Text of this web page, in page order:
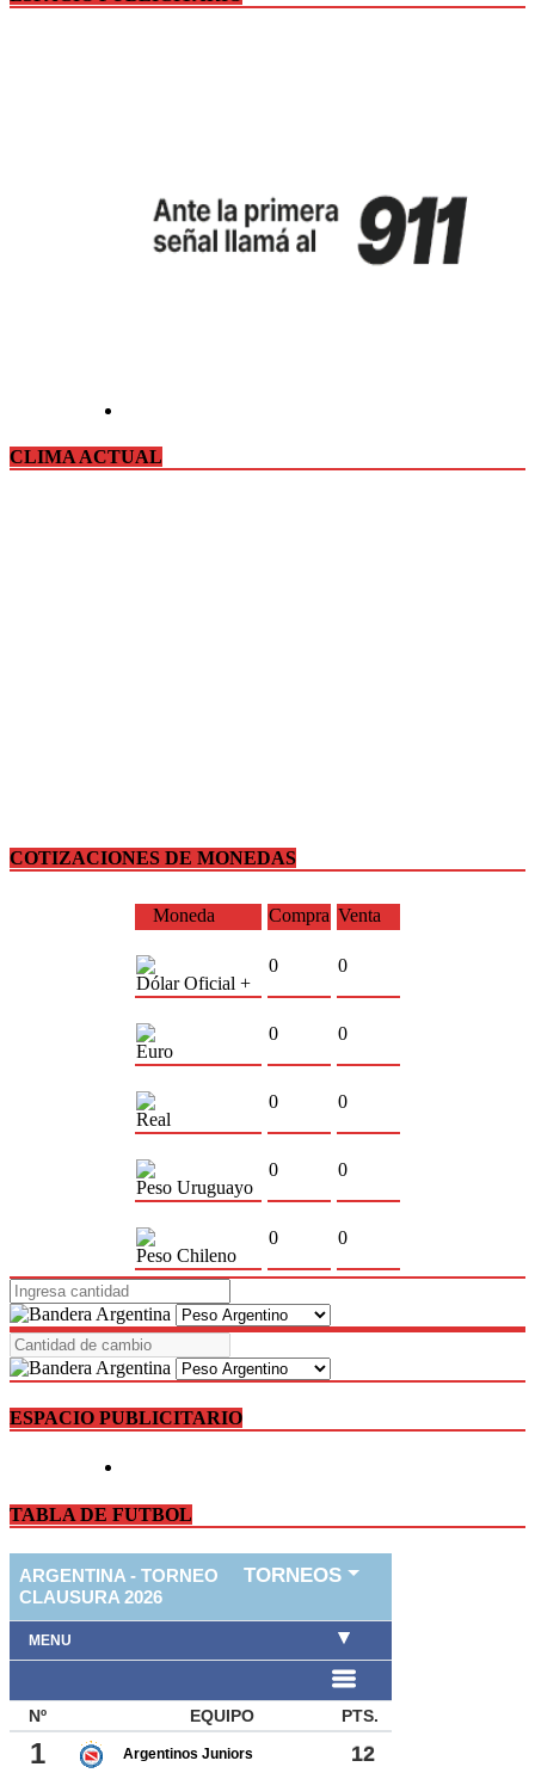
CLIMA ACTUAL
COTIZACIONES DE MONEDAS
Moneda Compra Venta
Dólar Oficial +
0 0
Euro
0 0
Real
0 0
Peso Uruguayo
0 0
Peso Chileno
0 0
ESPACIO PUBLICITARIO
TABLA DE FUTBOL